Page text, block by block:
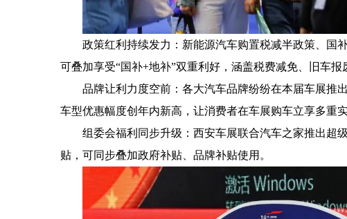
政策红利持续发力：新能源汽车购置税减半政策、国
可叠加享受“国补+地补”双重利好，涵盖税费减免、旧车报
品牌让利力度空前：各大汽车品牌纷纷在本届车展推
车型优惠幅度创年内新高，让消费者在车展购车立享多重实
组委会福利同步升级：西安车展联合汽车之家推出超
贴，可同步叠加政府补贴、品牌补贴使用。